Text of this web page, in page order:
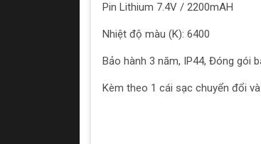
Pin Lithium 7.4V / 2200mAH
Nhiệt độ màu (K): 6400
Bảo hành 3 năm, IP44, Đóng gói
Kèm theo 1 cái sạc chuyển đổi